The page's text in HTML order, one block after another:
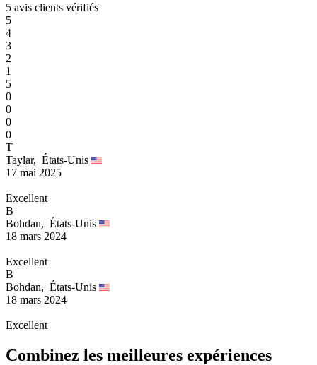
5 avis clients vérifiés
5
4
3
2
1
5
0
0
0
0
T
Taylar, États-Unis
17 mai 2025
Excellent
B
Bohdan, États-Unis
18 mars 2024
Excellent
B
Bohdan, États-Unis
18 mars 2024
Excellent
Combinez les meilleures expériences